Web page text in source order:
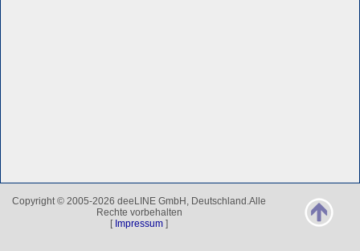
Copyright © 2005-2026 deeLINE GmbH, Deutschland.Alle
Rechte vorbehalten
[ Impressum ]